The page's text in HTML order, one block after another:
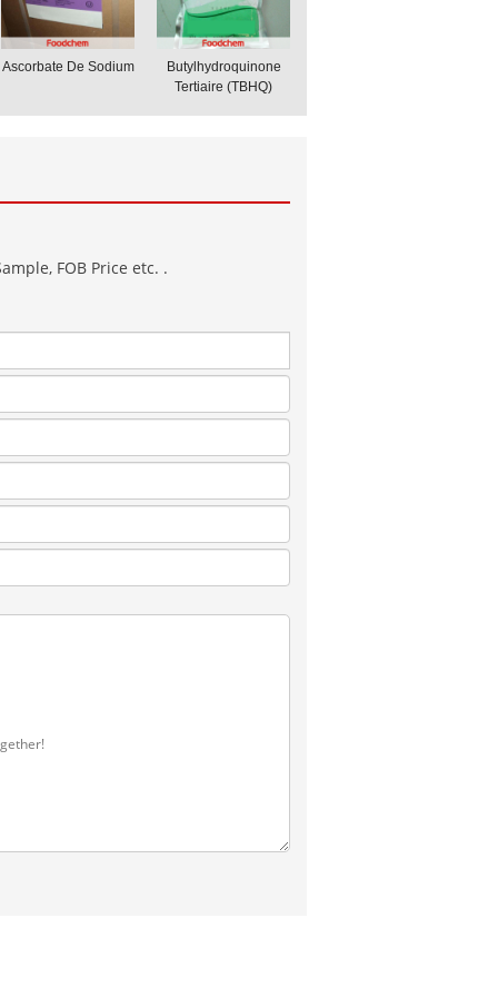
Ascorbate De Sodium
Butylhydroquinone
Tertiaire (TBHQ)